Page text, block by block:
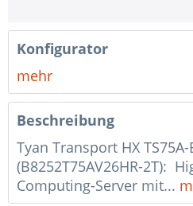
1 Stk.
Kein Land ausgewählt
1 Stk.
Konfigurator
mehr
Beschreibung
Tyan Transport HX
(B8252T75AV26HR-2T):
Computing-Server mit...